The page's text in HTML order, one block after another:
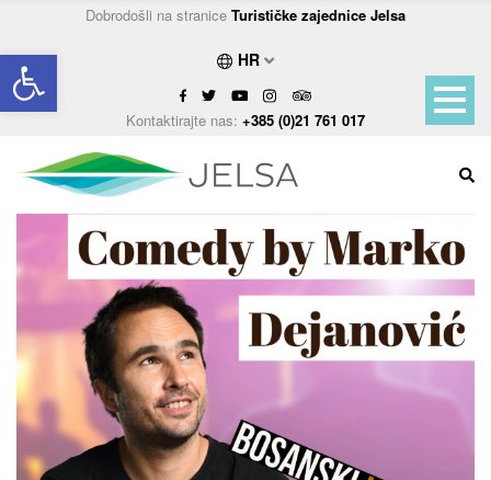
Open toolbar
Dobrodošli na stranice Turističke zajednice Jelsa
HR
Kontaktirajte nas: +385 (0)21 761 017